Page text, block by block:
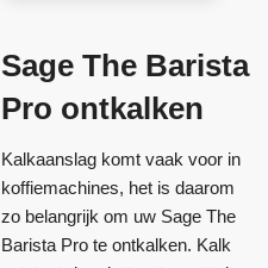
Sage The Barista
Pro ontkalken
Kalkaanslag komt vaak voor in
koffiemachines, het is daarom
zo belangrijk om uw Sage The
Barista Pro te ontkalken. Kalk